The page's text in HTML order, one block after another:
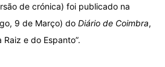
de crónica) foi publicado na
9 de Março) do Diário de Coimbra,
e do Espanto”.